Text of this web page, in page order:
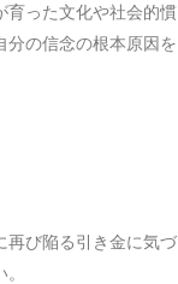
育った文化や社会的慣
分の信念の根本原因を
再び陥る引き金に気づ